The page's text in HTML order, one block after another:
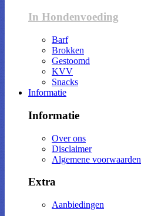
In Hondenvoeding
Barf
Brokken
Gestoomd
KVV
Snacks
Informatie
Informatie
Over ons
Disclaimer
Algemene voorwaarden
Extra
Aanbiedingen